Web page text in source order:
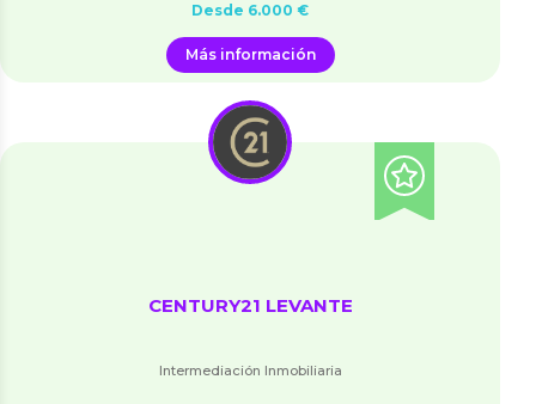
Desde 6.000 €
Más información
CENTURY21 LEVANTE
Intermediación Inmobiliaria